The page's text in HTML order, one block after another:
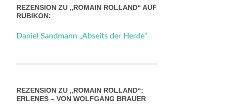
REZENSION ZU „ROMAIN ROLLAND“ AUF
RUBIKON:
Daniel Sandmann „Abseits der Herde“
REZENSION ZU „ROMAIN ROLLAND“:
ERLENES – VON WOLFGANG BRAUER